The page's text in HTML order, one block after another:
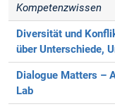
Kompetenzwissen
Diversität und
über Unterschiede,
Dialogue Matters –
Lab